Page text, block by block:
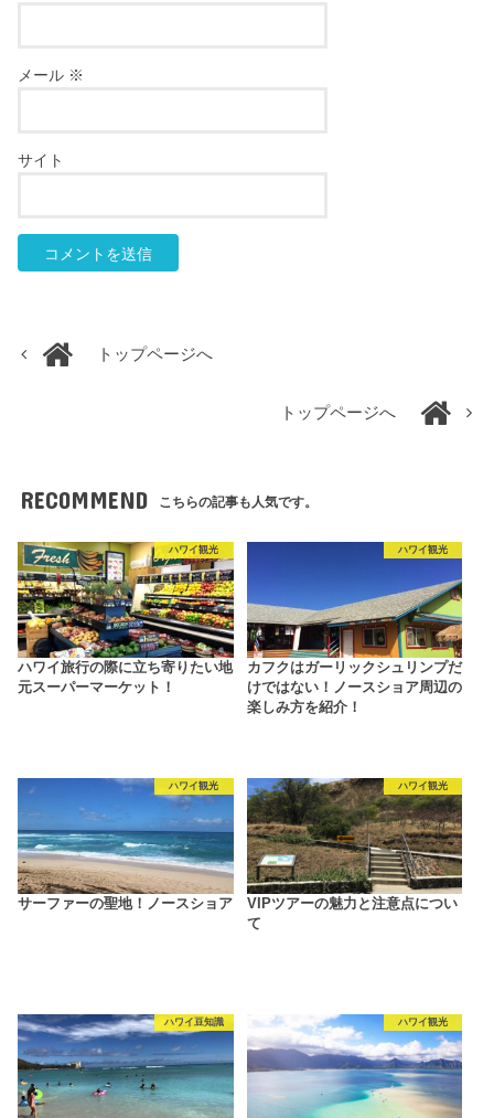
メール ※
サイト
トップページへ
トップページへ
RECOMMEND こちらの記事も人気です。
ハワイ観光
ハワイ旅行の際に立ち寄りたい地
元スーパーマーケット！
ハワイ観光
カフクはガーリックシュリンプだ
けではない！ノースショア周辺の
楽しみ方を紹介！
ハワイ観光
サーファーの聖地！ノースショア
ハワイ観光
VIPツアーの魅力と注意点につい
て
ハワイ豆知識 ハワイ観光